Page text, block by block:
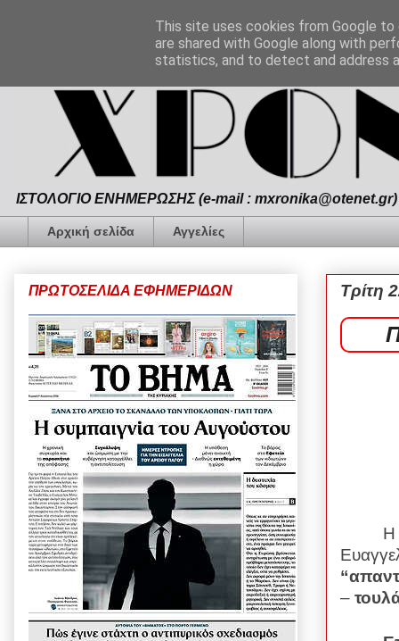
ΙΣΤΟΛΟΓΙΟ ΕΝΗΜΕΡΩΣΗΣ (e-mail :
Αρχική σελίδα Αγγελίες
Τρίτη
Η
–
ΠΡΩΤΟΣΕΛΙΔΑ ΕΦΗΜΕΡΙΔΩΝ
This site uses cookies from Google
are shared with Google along with
statistics, and to detect and address